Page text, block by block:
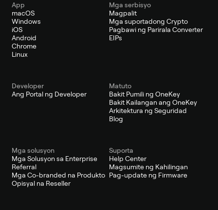
App
macOS
Windows
iOS
Android
Chrome
Linux
Mga serbisyo
Magpalit
Mga suportadong Crypto
Pagbawi ng Parirala Converter
EIPs
Developer
Ang Portal ng Developer
Matuto
Bakit Pumili ng OneKey
Bakit Kailangan ang OneKey
Arkitektura ng Seguridad
Blog
Mga solusyon
Mga Solusyon sa Enterprise
Referral
Mga Co-branded na Produkto
Opisyal na Reseller
Suporta
Help Center
Magsumite ng Kahilingan
Pag-update ng Firmware